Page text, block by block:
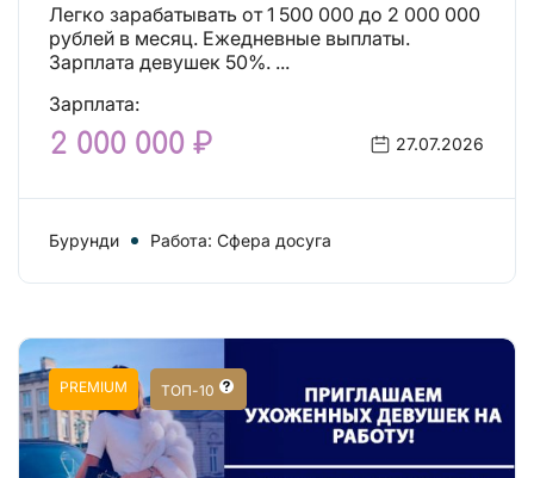
Легко зарабатывать от 1 500 000 до 2 000 000
рублей в месяц. Ежедневные выплаты.
Зарплата девушек 50%. ...
Зарплата:
2 000 000 ₽ 27.07.2026
Бурунди Работа: Сфера досуга
PREMIUM ТОП-10